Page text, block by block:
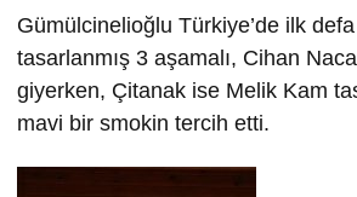
Gümülcinelioğlu Türkiye’de ilk
tasarlanmış 3 aşamalı, Cihan
giyerken, Çitanak ise Melik Kam
mavi bir smokin tercih etti.